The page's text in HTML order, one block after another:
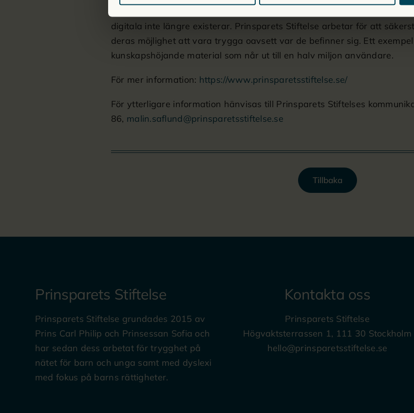
digitala inte längre existerar. Prinsparets Stiftelse arbetar för att
deras möjlighet att vara trygga oavsett var de befinner sig. Ett
kunskapshöjande material som når ut till en halv miljon användare.
För mer information: https://www.prinsparetsstiftelse.se/
För ytterligare information hänvisas till Prinsparets Stiftelses
86, malin.saflund@prinsparetsstiftelse.se
Tillbaka
Prinsparets Stiftelse
Prinsparets Stiftelse grundades 2015 av
Prins Carl Philip och Prinsessan Sofia och
har sedan dess arbetat för trygghet på
nätet för barn och unga samt med dyslexi
med fokus på barns rättigheter.
Kontakta oss
Prinsparets Stiftelse
Högvaktsterrassen 1, 111 30 Stockholm
hello@prinsparetsstiftelse.se